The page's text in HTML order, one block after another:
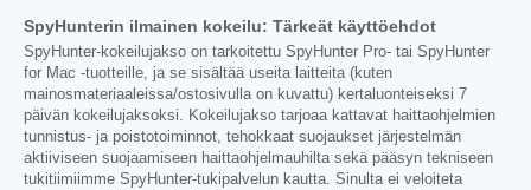
SpyHunterin ilmainen kokeilu: Tärkeät käyttöehdot
SpyHunter-kokeilujakso on tarkoitettu SpyHunter Pro- tai SpyHunter
for Mac -tuotteille, ja se sisältää useita laitteita (kuten
mainosmateriaaleissa/ostosivulla on kuvattu) kertaluonteiseksi 7
päivän kokeilujaksoksi. Kokeilujakso tarjoaa kattavat haittaohjelmien
tunnistus- ja poistotoiminnot, tehokkaat suojaukset järjestelmän
aktiiviseen suojaamiseen haittaohjelmauhilta sekä pääsyn tekniseen
tukitiimiimme SpyHunter-tukipalvelun kautta. Sinulta ei veloiteta